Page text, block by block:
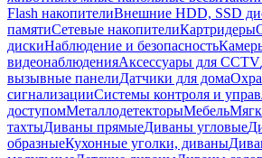
Flash накопителиВнешние HDD, SSD
памятиСетевые накопителиКартридеры
дискиНаблюдение и безопасность
видеонаблюденияАксессуары для CCTV
вызывные панелиДатчики для дома
сигнализацииСистемы контроля и
доступомМеталлодетекторыМебель
тахтыДиваны прямыеДиваны угловые
образныеКухонные уголки, диваны